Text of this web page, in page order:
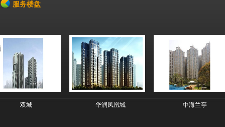
服务楼盘
双城 华润凤凰城 中海兰亭